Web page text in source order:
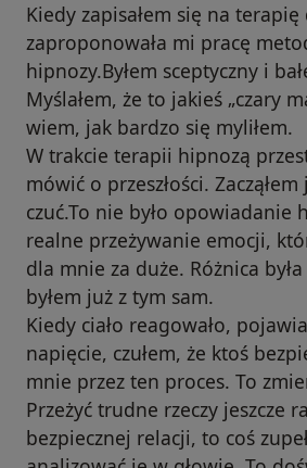
Kiedy zapisałem się na
zaproponowała mi pracę
hipnozy.Byłem sceptyczny i
Myślałem, że to jakieś „czary
wiem, jak bardzo się myliłem.
W trakcie terapii hipnozą
mówić o przeszłości.
czuć.To nie było opowiadanie
realne przeżywanie emocji,
dla mnie za duże. Różnica
byłem już z tym sam.
Kiedy ciało reagowało,
napięcie, czułem, że ktoś
mnie przez ten proces. To
Przeżyć trudne rzeczy jeszcze
bezpiecznej relacji, to coś